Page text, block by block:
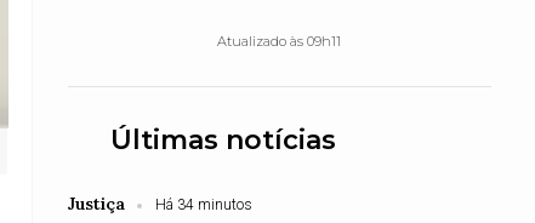
Atualizado às 09h11
Últimas notícias
Justiça Há 34 minutos